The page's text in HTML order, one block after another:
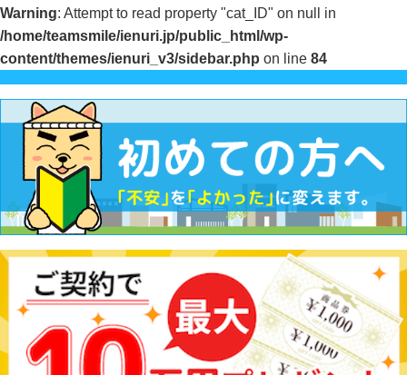
Warning: Attempt to read property "cat_ID" on null in
/home/teamsmile/ienuri.jp/public_html/wp-
content/themes/ienuri_v3/sidebar.php on line 84